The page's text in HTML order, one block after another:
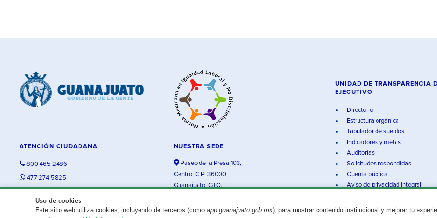
Uso de cookies
Este sitio web utiliza cookies, incluyendo de terceros (como app.guanajuato.gob.mx), para mostrar contenido institucional y mejorar tu
ATENCIÓN CIUDADANA
800 465 2486
477 274 5825
NUESTRA SEDE
Paseo de la Presa 103,
Centro, C.P. 36000,
Guanajuato, GTO.
UNIDAD DE TRANSPARENCIA
EJECUTIVO
Directorio
Estructura orgánica
Tabulador de sueldos
Indicadores y metas
Auditorías
Solicitudes respondidas
Cuenta pública
Aviso de privacidad integral
¿Existe algún problema con esta página?Repórtalo aquí. Aviso legal© 2025 Gobierno del Estado de Guanajuato